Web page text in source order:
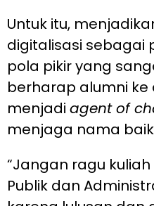
Untuk itu,
digitalisasi sebagai
pola pikir yang
berharap alumni
menjadi agent of
menjaga nama baik
“Jangan ragu
Publik dan